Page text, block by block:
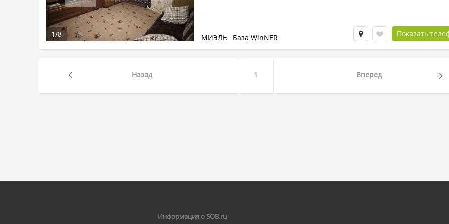
МИЭЛЬ База WinNER Показать
1/8
Назад 1 Вперед
Информация о SOB.ru